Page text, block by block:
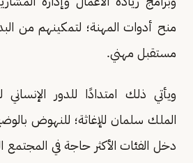
منح أدوات المهنة؛ لتمكينهم من
مستقبل مهني.
ويأتي ذلك امتدادًا للدور
الملك سلمان للإغاثة؛ للنهوض
دخل الفئات الأكثر حاجة في المجتمع